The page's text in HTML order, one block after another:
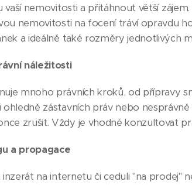
nemovitosti a přitáhnout větší
nemovitosti na focení tráví opravdu
a ideálně také rozměry jednotlivých
náležitosti
mnoho právních kroků, od přípravy
ohledně zástavních práv nebo
zrušit. Vždy je vhodné konzultovat
a propagace
na internetu či ceduli "na prodej"